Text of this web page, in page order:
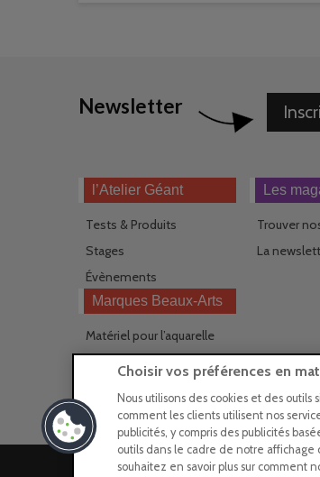
Newsletter
l’Atelier Géant
Tests & Produits
Stages
Évènements
Les
Trouver
La
Marques Beaux-Arts
Matériel pour l’aquarelle
Matériel pour l’acrylique
Choisir vos préférences en
Nous utilisons des cookies et des outils
comment les clients utilisent nos
publicités, y compris des publicités
outils dans le cadre de notre affichage
souhaitez en savoir plus sur comment